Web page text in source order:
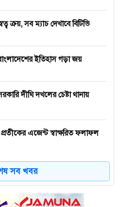
ক্রয়, সব ম্যাচ দেখাবে বিটিভি
ইতিহাস গড়া জয়
দীঘি দখলের চেষ্টা থানায়
প্রতীকের এজেন্ট স্বাক্ষরিত ফলাফল
শান্তিপূর্ণ ও নিরপেক্ষ হোক
সব খবর